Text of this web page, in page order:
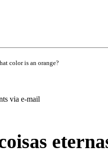
color is an orange?
via e-mail